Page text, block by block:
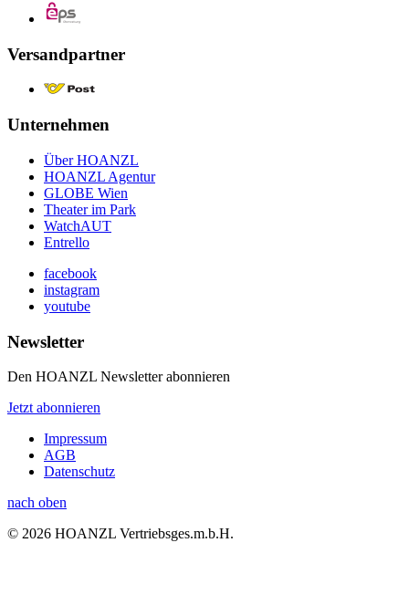
Versandpartner
Unternehmen
Über HOANZL
HOANZL Agentur
GLOBE Wien
Theater im Park
WatchAUT
Entrello
facebook
instagram
youtube
Newsletter
Den HOANZL Newsletter abonnieren
Jetzt abonnieren
Impressum
AGB
Datenschutz
nach oben
© 2026 HOANZL Vertriebsges.m.b.H.